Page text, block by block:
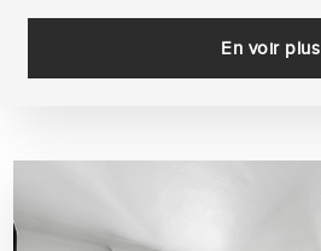
En voir plus